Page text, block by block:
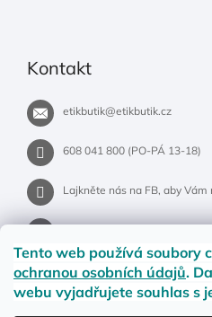
Tento web používá soubory
ochranou osobních údajů.
webu vyjadřujete souhlas s
Kontakt
etikbutik@etikbutik.cz
608 041 800 (PO-PÁ 13-18)
Lajkněte nás na FB, aby Vám